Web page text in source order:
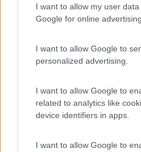
I want to allow my user
Google for online
I want to allow Google to
personalized advertising.
I want to allow Google to
related to analytics like
device identifiers in apps.
I want to allow Google to
Luigi52
Buon posto, molto